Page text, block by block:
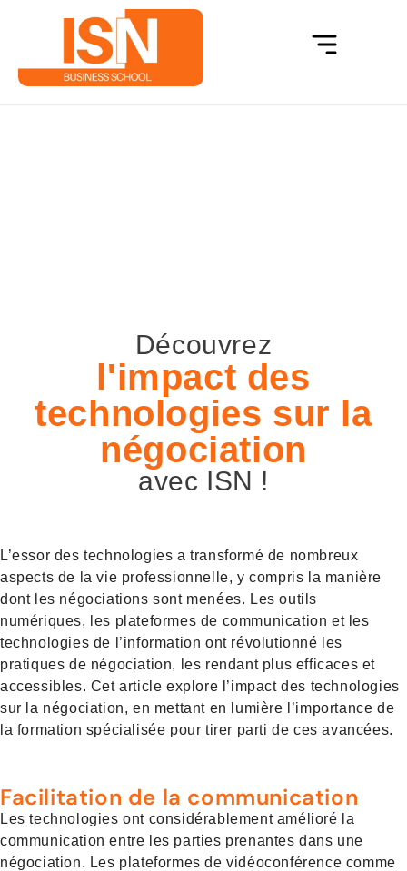
Découvrez
l'impact des
technologies sur la
négociation
avec ISN !
L’essor des technologies a transformé de nombreux
aspects de la vie professionnelle, y compris la manière
dont les négociations sont menées. Les outils
numériques, les plateformes de communication et les
technologies de l’information ont révolutionné les
pratiques de négociation, les rendant plus efficaces et
accessibles. Cet article explore l’impact des technologies
sur la négociation, en mettant en lumière l’importance de
la formation spécialisée pour tirer parti de ces avancées.
Facilitation de la communication
Les technologies ont considérablement amélioré la
communication entre les parties prenantes dans une
négociation. Les plateformes de vidéoconférence comme